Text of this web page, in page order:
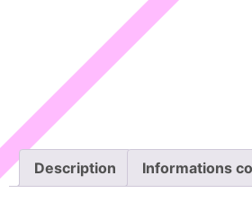
Description Informations